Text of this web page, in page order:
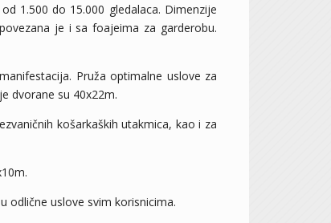
1.500 do 15.000 gledalaca. Dimenzije
je i sa foajeima za garderobu.
Pruža optimalne uslove za
dvorane su 40x22m.
košarkaških utakmica, kao i za
odlične uslove svim korisnicima.